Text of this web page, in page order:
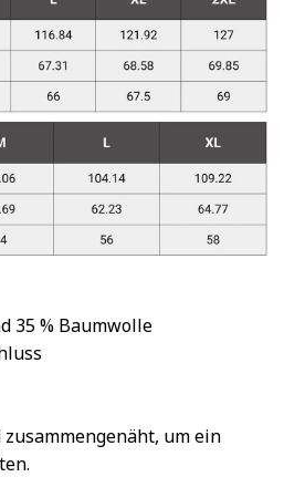
35 % Baumwolle
um ein